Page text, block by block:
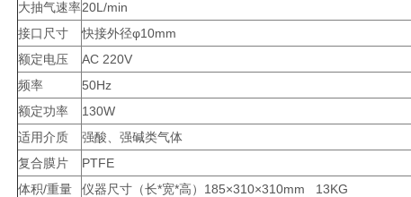
大抽气速率20L/min
接口尺寸
快接外径φ10mm
额定电压
AC 220V
频率
50Hz
额定功率
130W
适用介质
强酸、强碱类气体
复合膜片
PTFE
体积/重量
仪器尺寸（长*宽*高）185×310×310mm 13KG